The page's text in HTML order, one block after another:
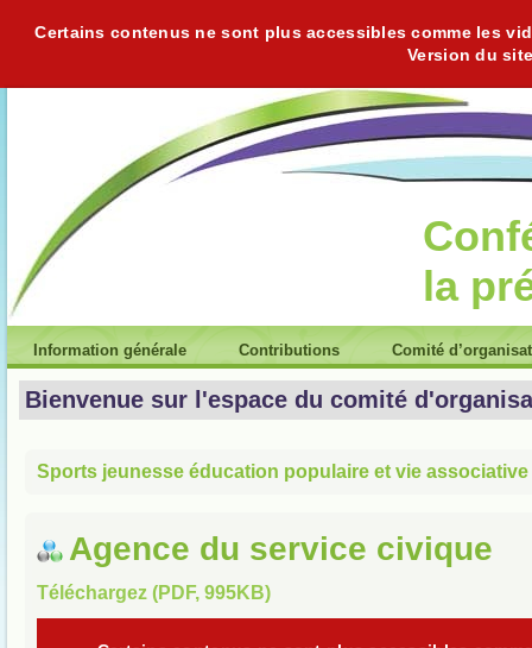
Certains contenus ne sont plus accessibles comme les
Version du
la
Information générale Contributions Comité
Bienvenue sur l'espace du comité
Sports jeunesse éducation populaire et vie associative
Agence du service civique
Téléchargez (PDF, 995KB)